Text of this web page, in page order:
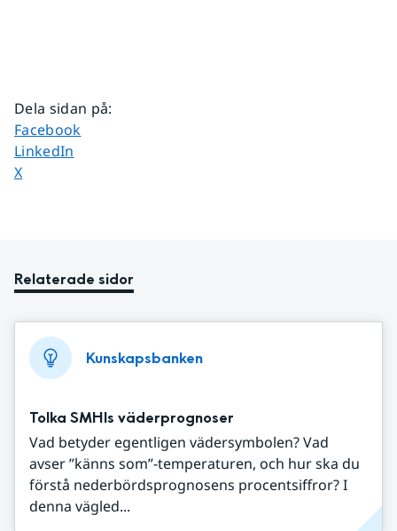
Dela sidan på:
Dela sidan på
Facebook
Dela sidan på
LinkedIn
Dela sidan på
X
Relaterade sidor
Kunskapsbanken
Tolka SMHIs väderprognoser
Vad betyder egentligen vädersymbolen? Vad
avser ”känns som”-temperaturen, och hur ska du
förstå nederbördsprognosens procentsiffror? I
denna vägled...